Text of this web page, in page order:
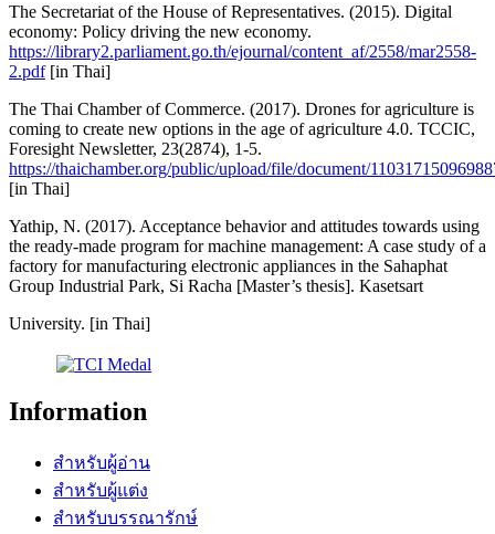
The Secretariat of the House of Representatives. (2015). Digital
economy: Policy driving the new economy.
https://library2.parliament.go.th/ejournal/content_af/2558/mar2558-
2.pdf[in Thai]
The Thai Chamber of Commerce. (2017). Drones for agriculture is
coming to create new options in the age of agriculture 4.0. TCCIC,
Foresight Newsletter, 23(2874), 1-5.
https://thaichamber.org/public/upload/file/document/
[in Thai]
Yathip, N. (2017). Acceptance behavior and attitudes towards using
the ready-made program for machine management: A case study of a
factory for manufacturing electronic appliances in the Sahaphat
Group Industrial Park, Si Racha [Master’s thesis]. Kasetsart
University. [in Thai]
Information
สำหรับผู้อ่าน
สำหรับผู้แต่ง
สำหรับบรรณารักษ์